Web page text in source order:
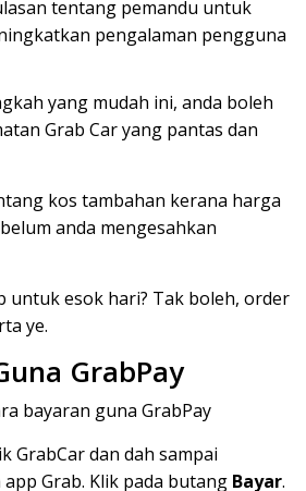
tentang pemandu untuk
pengalaman pengguna
yang mudah ini, anda boleh
Grab Car yang pantas dan
kos tambahan kerana harga
anda mengesahkan
untuk esok hari? Tak boleh, order
ye.
GrabPay
bayaran guna GrabPay
GrabCar dan dah sampai
Grab. Klik pada butang Bayar.